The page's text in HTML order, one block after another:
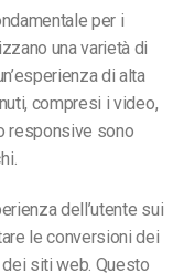
per i
una varietà di
di alta
compresi i video,
responsive sono
dell’utente sui
le conversioni dei
siti web. Questo